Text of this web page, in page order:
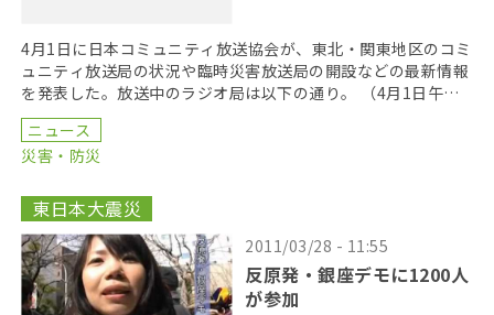
4月1日に日本コミュニティ放送協会が、東北・関東地区のコミ
ュニティ放送局の状況や臨時災害放送局の開設などの最新情報
を発表した。放送中のラジオ局は以下の通り。 （4月1日午後2
時30分現在） ＜山形県＞ 山形市：山形コ […]
ニュース
災害・防災
東日本大震災
2011/03/28 - 11:55
反原発・銀座デモに1200人
が参加